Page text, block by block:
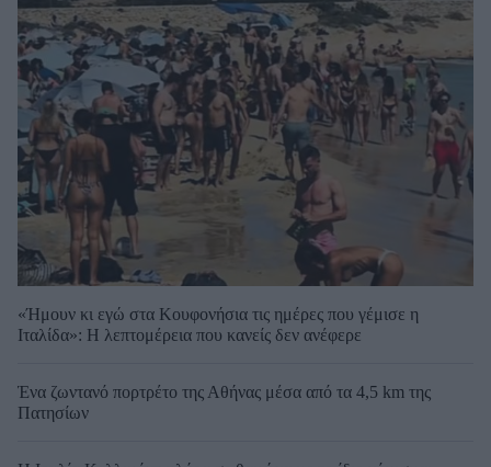
«Ήμουν κι εγώ στα Κουφονήσια τις ημέρες που γέμισε η
Ιταλίδα»: Η λεπτομέρεια που κανείς δεν ανέφερε
Ένα ζωντανό πορτρέτο της Αθήνας μέσα από τα 4,5 km της
Πατησίων